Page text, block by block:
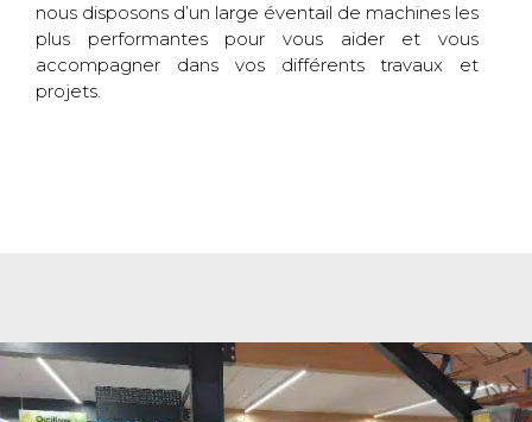
nous disposons d’un large éventail de machines les
plus performantes pour vous aider et vous
accompagner dans vos différents travaux et
projets.